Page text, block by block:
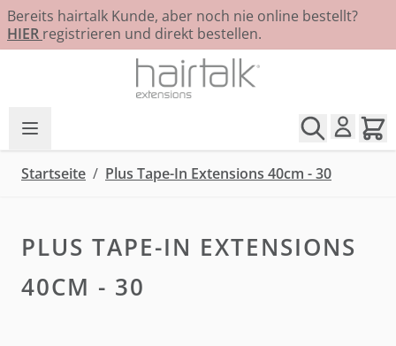
Bereits hairtalk Kunde, aber noch nie online bestellt?
HIER registrieren und direkt bestellen.
Startseite / Plus Tape-In Extensions 40cm - 30
PLUS TAPE-IN EXTENSIONS
40CM - 30